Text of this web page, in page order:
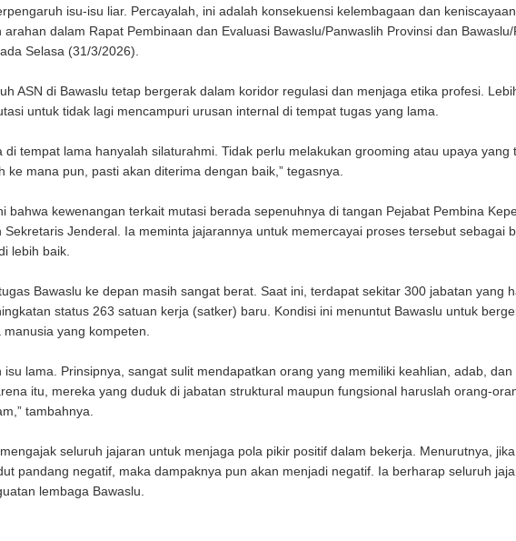
isu-isu liar. Percayalah, ini adalah konsekuensi kelembagaan dan
dalam Rapat Pembinaan dan Evaluasi Bawaslu/Panwaslih Provinsi dan Bawaslu/
Selasa (31/3/2026).
ASN di Bawaslu tetap bergerak dalam koridor regulasi dan menjaga etika profesi.
untuk tidak lagi mencampuri urusan internal di tempat tugas yang lama.
di tempat lama hanyalah silaturahmi. Tidak perlu melakukan grooming atau upaya yang
ke mana pun, pasti akan diterima dengan baik,” tegasnya.
bahwa kewenangan terkait mutasi berada sepenuhnya di tangan Pejabat Pembina
Sekretaris Jenderal. Ia meminta jajarannya untuk memercayai proses tersebut sebagai
lebih baik.
Bawaslu ke depan masih sangat berat. Saat ini, terdapat sekitar 300 jabatan yang
status 263 satuan kerja (satker) baru. Kondisi ini menuntut Bawaslu untuk
yang kompeten.
isu lama. Prinsipnya, sangat sulit mendapatkan orang yang memiliki keahlian, adab,
itu, mereka yang duduk di jabatan struktural maupun fungsional haruslah orang-
tambahnya.
seluruh jajaran untuk menjaga pola pikir positif dalam bekerja. Menurutnya,
pandang negatif, maka dampaknya pun akan menjadi negatif. Ia berharap seluruh
lembaga Bawaslu.